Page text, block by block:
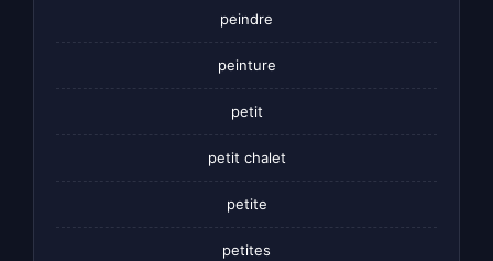
peindre
peinture
petit
petit chalet
petite
petites